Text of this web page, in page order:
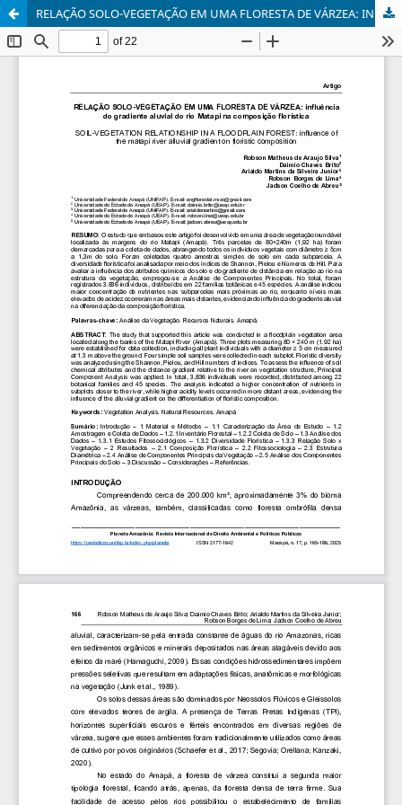
RELAÇÃO SOLO-VEGETAÇÃO EM UMA FLORESTA DE VÁRZEA: INFLUÊNCIA DO GRADIENTE ALUVIAL DO RIO MATAPI NA COMPOSIÇÃO FLORÍSTICA